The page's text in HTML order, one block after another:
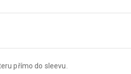
přímo do sleevu.